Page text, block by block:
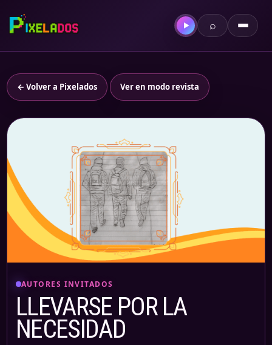
▶ ⌕
← Volver a Pixelados Ver en modo revista
AUTORES INVITADOS
LLEVARSE POR LA
NECESIDAD